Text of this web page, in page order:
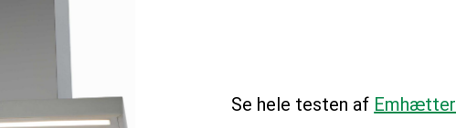
Se hele testen af Emhætter